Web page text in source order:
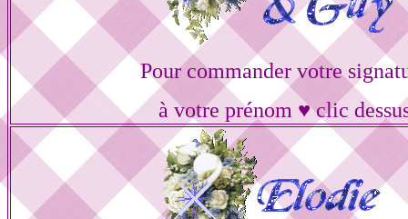
Pour commander votre
à votre prénom ♥ clic